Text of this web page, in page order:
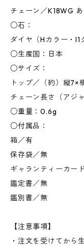
チェーン／K18WG
○石：
ダイヤ（Hカラー・
○生産国：日本
○サイズ：
トップ／（約）縦7×
チェーン長さ（アジ
○重量：0.6g
○付属品：
箱／有
保存袋／無
ギャランティーカー
鑑定書／無
鑑別書／無
【注意事項】
・注文を受けてから